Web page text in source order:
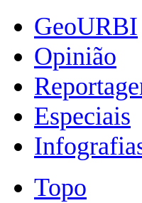
GeoURBI
Opinião
Especiais
Topo